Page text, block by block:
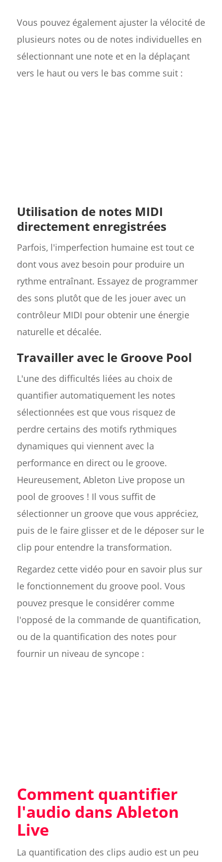
Vous pouvez également ajuster la vélocité de
plusieurs notes ou de notes individuelles en
sélectionnant une note et en la déplaçant
vers le haut ou vers le bas comme suit :
Utilisation de notes MIDI
directement enregistrées
Parfois, l'imperfection humaine est tout ce
dont vous avez besoin pour produire un
rythme entraînant. Essayez de programmer
des sons plutôt que de les jouer avec un
contrôleur MIDI pour obtenir une énergie
naturelle et décalée.
Travailler avec le Groove Pool
L'une des difficultés liées au choix de
quantifier automatiquement les notes
sélectionnées est que vous risquez de
perdre certains des motifs rythmiques
dynamiques qui viennent avec la
performance en direct ou le groove.
Heureusement, Ableton Live propose un
pool de grooves ! Il vous suffit de
sélectionner un groove que vous appréciez,
puis de le faire glisser et de le déposer sur le
clip pour entendre la transformation.
Regardez cette vidéo pour en savoir plus sur
le fonctionnement du groove pool. Vous
pouvez presque le considérer comme
l'opposé de la commande de quantification,
ou de la quantification des notes pour
fournir un niveau de syncope :
Comment quantifier
l'audio dans Ableton
Live
La quantification des clips audio est un peu